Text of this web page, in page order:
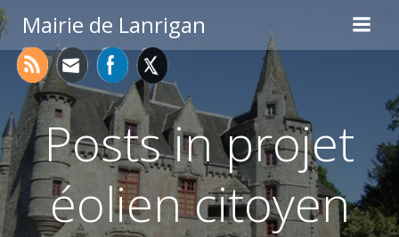
au
contenu
Mairie de Lanrigan
Posts in projet
éolien citoyen